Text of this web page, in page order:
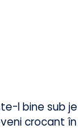
g scurs)